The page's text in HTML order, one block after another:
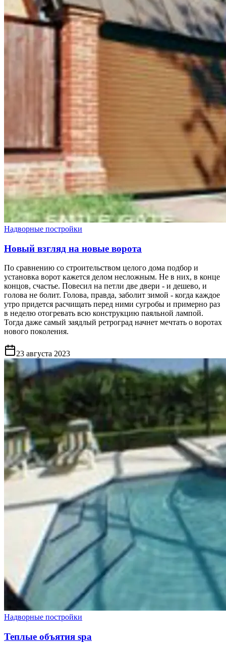
Надворные постройки
Новый взгляд на новые ворота
По сравнению со строительством целого дома подбор и
установка ворот кажется делом несложным. Не в них, в конце
концов, счастье. Повесил на петли две двери - и дешево, и
голова не болит. Голова, правда, заболит зимой - когда каждое
утро придется расчищать перед ними сугробы и примерно раз
в неделю отогревать всю конструкцию паяльной лампой.
Тогда даже самый заядлый ретроград начнет мечтать о воротах
нового поколения.
23 августа 2023
Надворные постройки
Теплые объятия spa